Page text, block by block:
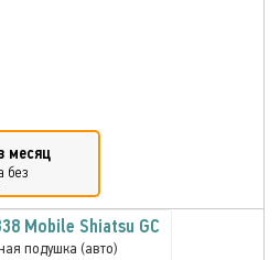
месяц
без
Mobile Shiatsu GC
подушка (авто)